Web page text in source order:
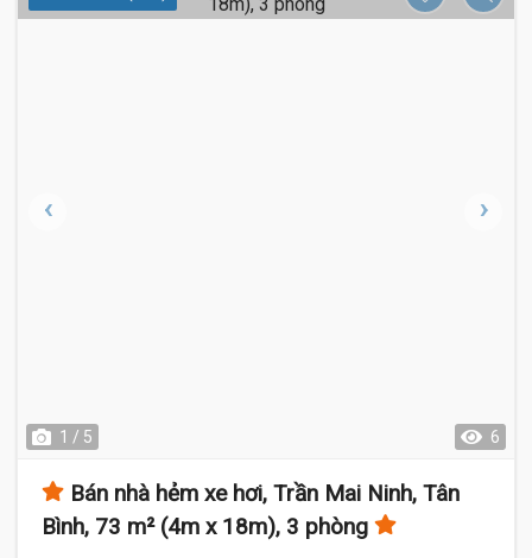
1 / 5 6
Bán nhà hẻm xe hơi, Trần Mai Ninh, Tân
Bình, 73 m² (4m x 18m), 3 phòng